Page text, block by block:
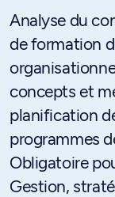
Analyse du
de formation
concepts et
planification
programmes
Obligatoire
Gestion,